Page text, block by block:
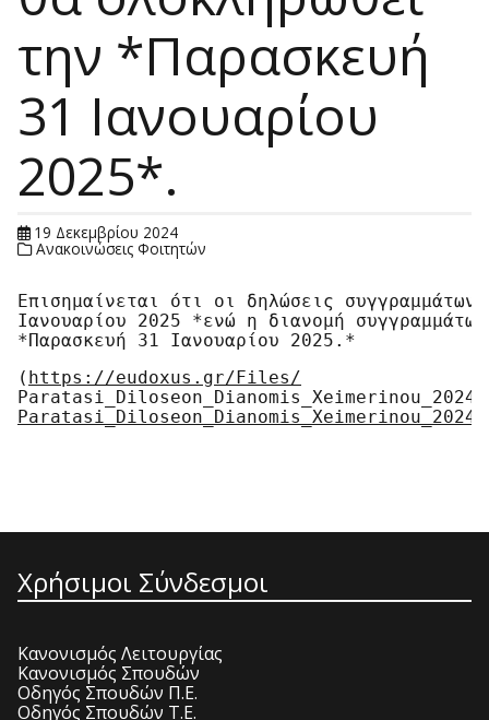
την *Παρασκευή
31 Ιανουαρίου
2025*.
19 Δεκεμβρίου 2024
Ανακοινώσεις Φοιτητών
Επισημαίνεται ότι οι δηλώσεις
Ιανουαρίου 2025 *ενώ η διανομή
*Παρασκευή 31 Ιανουαρίου 2025.*
( https://eudoxus.gr/Files/
Χρήσιμοι Σύνδεσμοι
Κανονισμός Λειτουργίας
Κανονισμός Σπουδών
Οδηγός Σπουδών Π.Ε.
Οδηγός Σπουδών Τ.Ε.